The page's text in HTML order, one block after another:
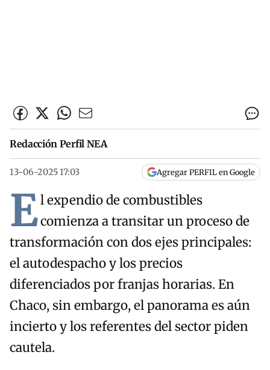
Redacción Perfil NEA
13-06-2025 17:03 Agregar PERFIL en Google
El expendio de combustibles
comienza a transitar un proceso de
transformación con dos ejes principales:
el autodespacho y los precios
diferenciados por franjas horarias. En
Chaco, sin embargo, el panorama es aún
incierto y los referentes del sector piden
cautela.